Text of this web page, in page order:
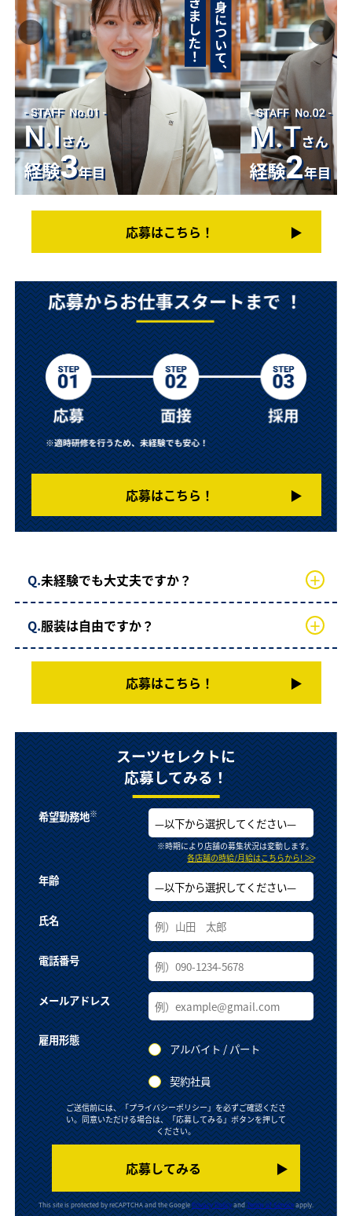
応募はこちら！ ▶︎
応募はこちら！ ▶︎
Q.未経験でも大丈夫ですか？
す。
Q.服装は自由ですか？
服を貸し出します！応募はこちら！ ▶︎
スーツセレクトに
応募してみる！
希望勤務地※
※時期により店舗の募集状況は変動します。
各店舗の時給/月給はこちらから!＞＞
年齢
氏名
電話番号
メールアドレス
雇用形態
アルバイト / パート
契約社員
ご送信前には、「プライバシーポリシー」を必ずご確認くださ
い。同意いただける場合は、「応募してみる」ボタンを押して
ください。
▶︎
This site is protected by reCAPTCHA and the GooglePrivacy PolicyandTerms of Serviceapply.